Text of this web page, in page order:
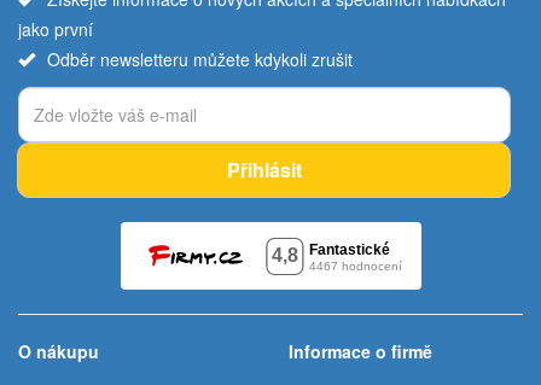
jako první
Odběr newsletteru můžete kdykoli zrušit
Přihlásit
O nákupu
Informace o firmě